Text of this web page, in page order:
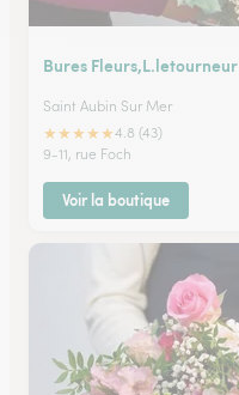
Bures Fleurs,L.letourneur
Saint Aubin Sur Mer
★★★★★4.8 (43)
9-11, rue Foch
Voir la boutique